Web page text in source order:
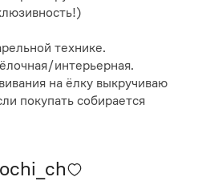
технике.
интерьерная.
на ёлку выкручиваю
покупать собирается